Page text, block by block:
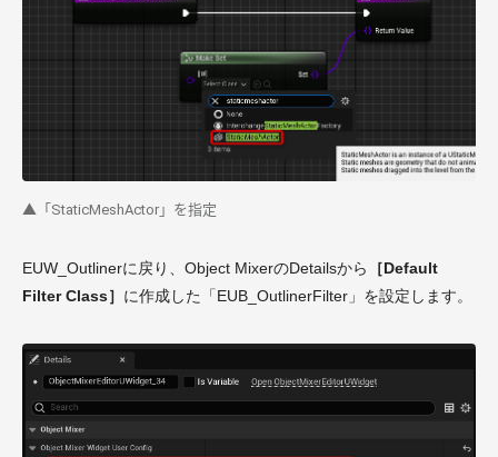
▲「StaticMeshActor」を指定
EUW_Outlinerに戻り、Object MixerのDetailsから
［Default
Filter Class］ に作成した「EUB_OutlinerFilter」を設定します。